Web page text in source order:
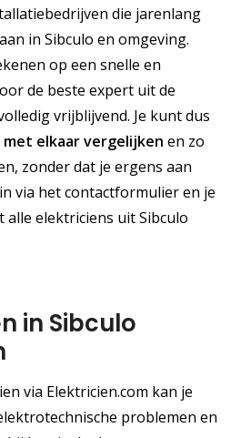
die jarenlang
in Sibculo en omgeving.
op een snelle en
de beste expert uit de
vrijblijvend. Je kunt dus
elkaar vergelijken en zo
zonder dat je ergens aan
via het contactformulier en je
alle elektriciens uit Sibculo
in Sibculo
via Elektricien.com kan je
problemen en